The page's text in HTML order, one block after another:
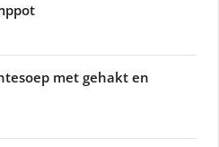
met gehakt en